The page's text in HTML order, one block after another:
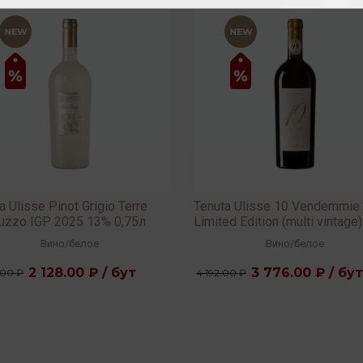
Ulisse Pinot Grigio Terre
IGP 2025 13% 0,75л
Вино/белое
₽ 2 128.00 ₽ / бут
Tenuta Ulisse 10 Vendemmie
Limited Edition (multi vintage)
Вино/белое
4 192.00 ₽ 3 776.00 ₽ / бут